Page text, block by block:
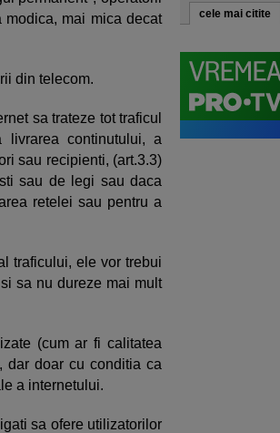
mai mica decat
din telecom.
sa trateze tot traficul
continutului, a
sau recipienti, (art.3.3)
sau de legi sau daca
retelei sau pentru a
traficului, ele vor trebui
sa nu dureze mai mult
(cum ar fi calitatea
dar doar cu conditia ca
a internetului.
sa ofere utilizatorilor
cele mai citite